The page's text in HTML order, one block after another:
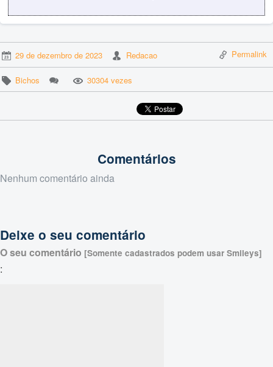
29 de dezembro de 2023 Redacao Permalink
Bichos 30304 vezes
Comentários
Nenhum comentário ainda
Deixe o seu comentário
O seu comentário [Somente cadastrados podem usar Smileys]
: